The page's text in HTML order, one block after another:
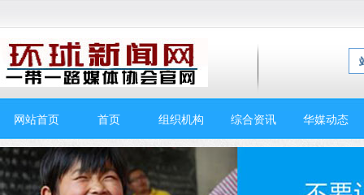
网站首页 首页 组织机构 综合资讯 华媒动态